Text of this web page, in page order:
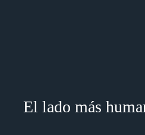
El lado más